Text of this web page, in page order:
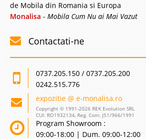
de Mobila din Romania si Europa
Monalisa - Mobila Cum Nu ai Mai Vazut
Contactati-ne
0737.205.150 / 0737.205.200
0242.515.776
expozitie @ e-monalisa.ro
Copyright © 1991-2026 REK Evolution SRL
CUI: RO1932134, Reg. Com. J51/966/1991
Program Showroom :
09:00-18:00 | Dum. 09:00-12:00